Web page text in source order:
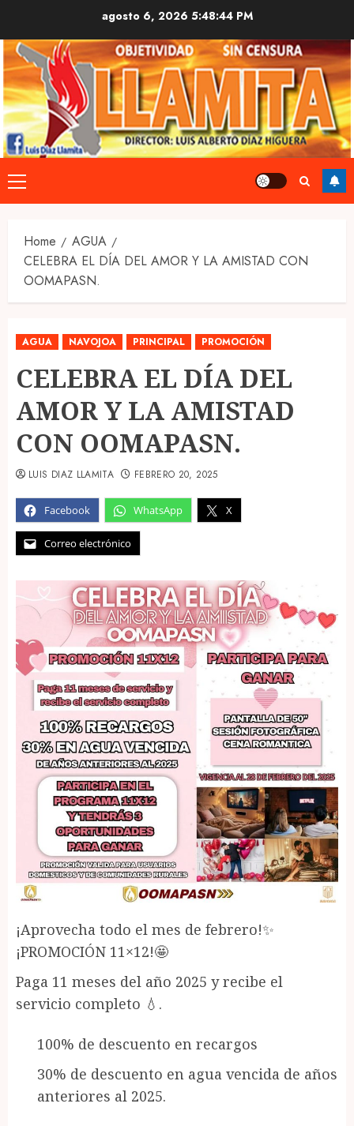
content
agosto 6, 2026 5:48:44 PM
Primary
Menu
Home
AGUA
CELEBRA EL DÍA DEL AMOR Y LA AMISTAD CON
OOMAPASN.
AGUA NAVOJOA PRINCIPAL PROMOCIÓN
CELEBRA EL DÍA DEL
AMOR Y LA AMISTAD
CON OOMAPASN.
Facebook WhatsApp X
Correo electrónico
LUIS DIAZ LLAMITA FEBRERO 20, 2025
¡Aprovecha todo el mes de febrero!✨
¡PROMOCIÓN 11×12!🤩
Paga 11 meses del año 2025 y recibe el
servicio completo 💧.
100% de descuento en recargos
30% de descuento en agua vencida de años
anteriores al 2025.